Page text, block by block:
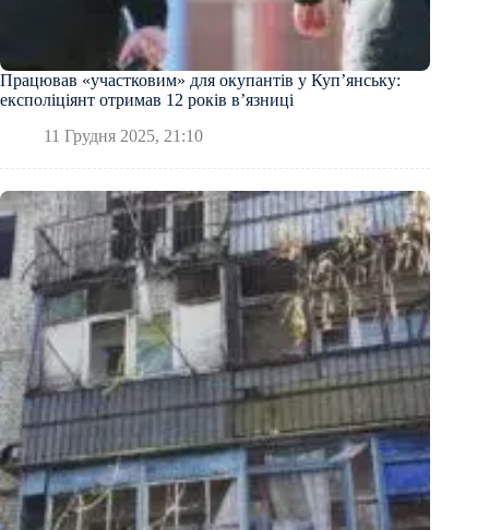
Працював «участковим» для окупантів у Куп’янську:
експоліціянт отримав 12 років в’язниці
11 Грудня 2025, 21:10